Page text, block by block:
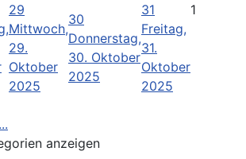
29
Mittwoch,
29.
Oktober
2025
30
Donnerstag,
30. Oktober
2025
31
Freitag,
31.
Oktober
2025
1
anzeigen